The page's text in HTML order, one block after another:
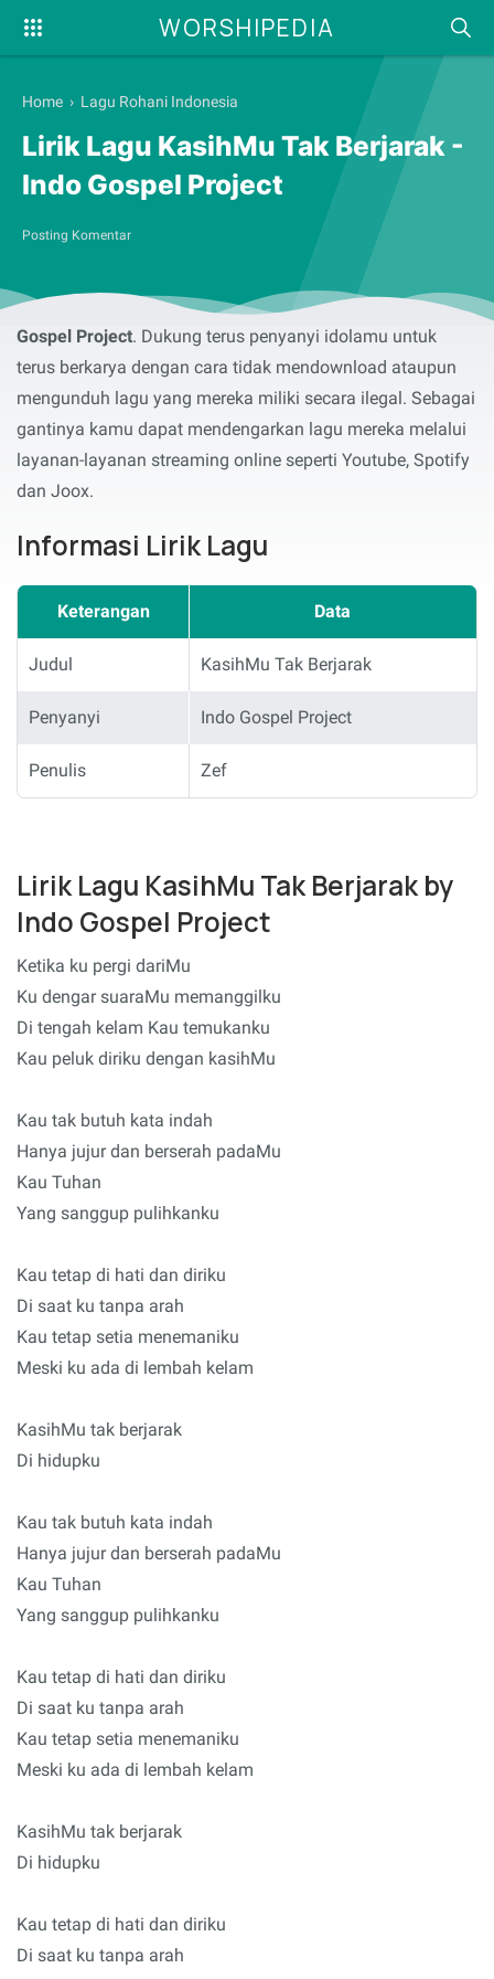
WORSHIPEDIA
Home › Lagu Rohani Indonesia
Lirik Lagu KasihMu Tak Berjarak -
Indo Gospel Project
Posting Komentar
Syalom, selamat membaca serta menyanyikan lirik lagu
rohani
KasihMu Tak Berjarakyang dibawakan olehIndo
Gospel Project. Dukung terus penyanyi idolamu untuk
terus berkarya dengan cara tidak mendownload ataupun
mengunduh lagu yang mereka miliki secara ilegal. Sebagai
gantinya kamu dapat mendengarkan lagu mereka melalui
layanan-layanan streaming online seperti Youtube, Spotify
dan Joox.
Informasi Lirik Lagu
Keterangan Data
Judul KasihMu Tak Berjarak
Penyanyi Indo Gospel Project
Penulis Zef
Lirik Lagu KasihMu Tak Berjarak by
Indo Gospel Project
Ketika ku pergi dariMu
Ku dengar suaraMu memanggilku
Di tengah kelam Kau temukanku
Kau peluk diriku dengan kasihMu
Kau tak butuh kata indah
Hanya jujur dan berserah padaMu
Kau Tuhan
Yang sanggup pulihkanku
Kau tetap di hati dan diriku
Di saat ku tanpa arah
Kau tetap setia menemaniku
Meski ku ada di lembah kelam
KasihMu tak berjarak
Di hidupku
Kau tak butuh kata indah
Hanya jujur dan berserah padaMu
Kau Tuhan
Yang sanggup pulihkanku
Kau tetap di hati dan diriku
Di saat ku tanpa arah
Kau tetap setia menemaniku
Meski ku ada di lembah kelam
KasihMu tak berjarak
Di hidupku
Kau tetap di hati dan diriku
Di saat ku tanpa arah